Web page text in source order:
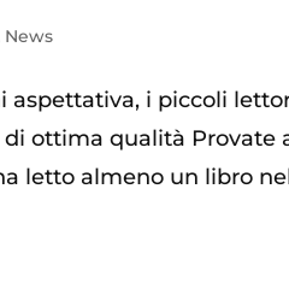
News
aspettativa, i piccoli
di ottima qualità Provate
letto almeno un libro nel